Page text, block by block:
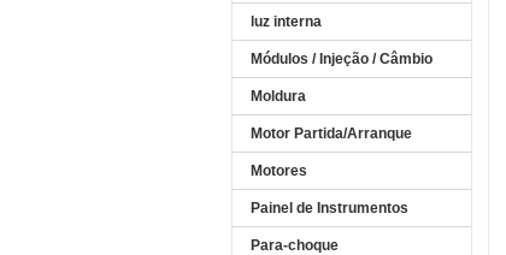
luz interna
Módulos / Injeção / Câmbio
Moldura
Motor Partida/Arranque
Motores
Painel de Instrumentos
Para-choque